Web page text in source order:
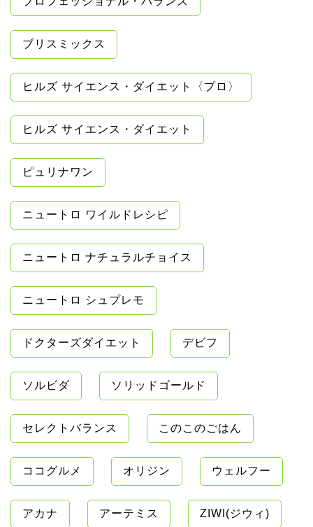
ブリスミックス
ヒルズ サイエンス・ダイエット〈プロ〉
ヒルズ サイエンス・ダイエット
ピュリナワン
ニュートロ ワイルドレシピ
ニュートロ ナチュラルチョイス
ニュートロ シュプレモ
ドクターズダイエット デビフ
ソルビダ ソリッドゴールド
セレクトバランス このこのごはん
ココグルメ オリジン ウェルフー
アカナ アーテミス ZIWI(ジウィ)